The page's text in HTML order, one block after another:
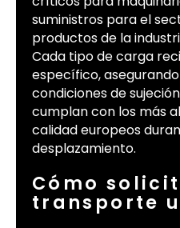
suministros para el
productos de la
Cada tipo de carga
específico,
condiciones de
cumplan con los más
calidad europeos
desplazamiento.
Cómo
transporte